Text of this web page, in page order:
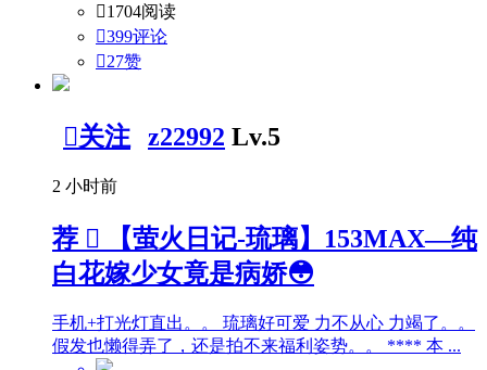
1704阅读
399评论
27赞
关注 z22992 Lv.5
2 小时前
荐 
【萤火日记-琉璃】153MAX—纯
白花嫁少女竟是病娇😳
手机+打光灯直出。。 琉璃好可爱 力不从心 力竭了。。
假发也懒得弄了，还是拍不来福利姿势。。 **** 本 ...